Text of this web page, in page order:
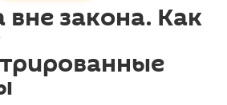
вне закона. Как